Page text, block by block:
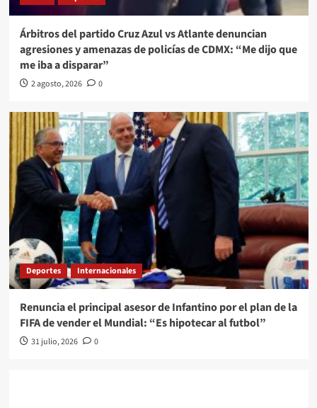
Árbitros del partido Cruz Azul vs Atlante denuncian
agresiones y amenazas de policías de CDMX: “Me dijo que
me iba a disparar”
2 agosto, 2026 0
Deportes Internacionales
Renuncia el principal asesor de Infantino por el plan de la
FIFA de vender el Mundial: “Es hipotecar al futbol”
31 julio, 2026 0